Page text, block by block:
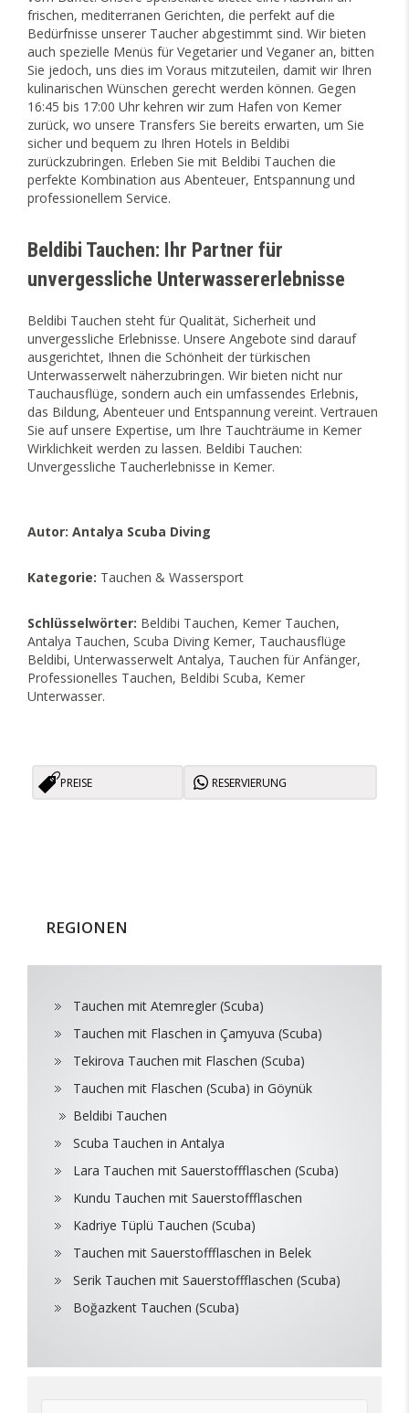
frischen, mediterranen Gerichten, die perfekt auf die
Bedürfnisse unserer Taucher abgestimmt sind. Wir bieten
auch spezielle Menüs für Vegetarier und Veganer an, bitten
Sie jedoch, uns dies im Voraus mitzuteilen, damit wir Ihren
kulinarischen Wünschen gerecht werden können. Gegen
16:45 bis 17:00 Uhr kehren wir zum Hafen von Kemer
zurück, wo unsere Transfers Sie bereits erwarten, um Sie
sicher und bequem zu Ihren Hotels in Beldibi
zurückzubringen. Erleben Sie mit Beldibi Tauchen die
perfekte Kombination aus Abenteuer, Entspannung und
professionellem Service.
Beldibi Tauchen: Ihr Partner für
unvergessliche Unterwassererlebnisse
Beldibi Tauchen steht für Qualität, Sicherheit und
unvergessliche Erlebnisse. Unsere Angebote sind darauf
ausgerichtet, Ihnen die Schönheit der türkischen
Unterwasserwelt näherzubringen. Wir bieten nicht nur
Tauchausflüge, sondern auch ein umfassendes Erlebnis,
das Bildung, Abenteuer und Entspannung vereint. Vertrauen
Sie auf unsere Expertise, um Ihre Tauchträume in Kemer
Wirklichkeit werden zu lassen. Beldibi Tauchen:
Unvergessliche Taucherlebnisse in Kemer.
Autor: Antalya Scuba Diving
Kategorie: Tauchen & Wassersport
Schlüsselwörter: Beldibi Tauchen, Kemer Tauchen,
Antalya Tauchen, Scuba Diving Kemer, Tauchausflüge
Beldibi, Unterwasserwelt Antalya, Tauchen für Anfänger,
Professionelles Tauchen, Beldibi Scuba, Kemer
Unterwasser.
PREISE RESERVIERUNG
REGIONEN
Tauchen mit Atemregler (Scuba)
Tauchen mit Flaschen in Çamyuva (Scuba)
Tekirova Tauchen mit Flaschen (Scuba)
Tauchen mit Flaschen (Scuba) in Göynük
Beldibi Tauchen
Scuba Tauchen in Antalya
Lara Tauchen mit Sauerstoffflaschen (Scuba)
Kundu Tauchen mit Sauerstoffflaschen
Kadriye Tüplü Tauchen (Scuba)
Tauchen mit Sauerstoffflaschen in Belek
Serik Tauchen mit Sauerstoffflaschen (Scuba)
Boğazkent Tauchen (Scuba)